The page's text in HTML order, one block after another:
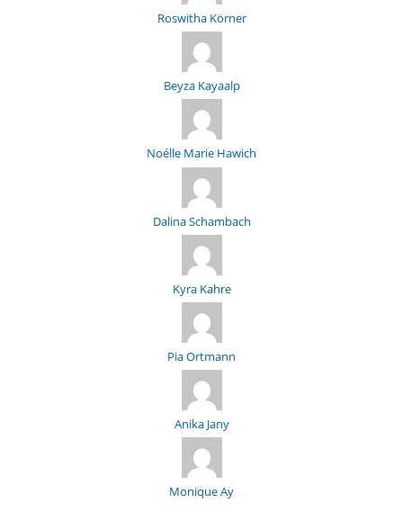
Roswitha Körner
Beyza Kayaalp
Noélle Marie Hawich
Dalina Schambach
Kyra Kahre
Pia Ortmann
Anika Jany
Monique Ay